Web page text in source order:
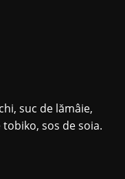
suc de lămâie,
sos de soia.